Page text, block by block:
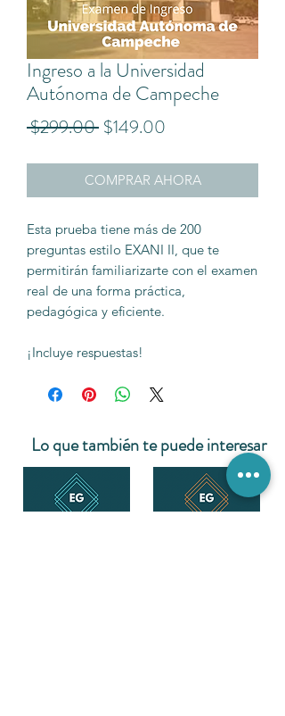
Ingreso a la Universidad
Autónoma de Campeche
$299.00 Precio
$149.00
oferta
COMPRAR AHORA
Esta prueba tiene más de 200
preguntas estilo EXANI II, que te
permitirán familiarizarte con el examen
real de una forma práctica,
pedagógica y eficiente.
¡Incluye respuestas!
Lo que también te puede interesar